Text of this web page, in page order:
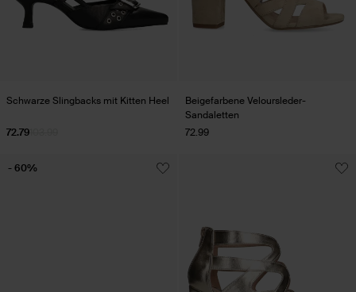
Schwarze Slingbacks mit Kitten Heel
72.79
Beigefarbene Veloursleder-
Sandaletten
72.99
- 60%